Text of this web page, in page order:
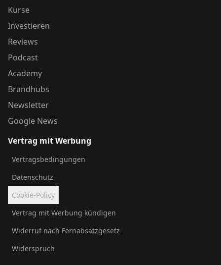
Kurse
Investieren
Reviews
Podcast
Academy
Brandhubs
Newsletter
Google News
Vertrag mit Werbung
Vertragsbedingungen
Datenschutz
Cookie-Policy
Vertrag mit Werbung kündigen
Widerruf nach Fernabsatzgesetz
Widerspruch